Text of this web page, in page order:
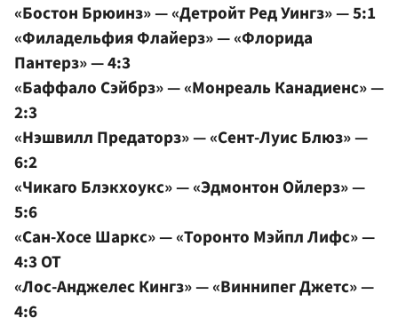
«Бостон Брюинз» — «Детройт Ред Уингз» — 5:1
«Филадельфия Флайерз» — «Флорида
Пантерз» — 4:3
«Баффало Сэйбрз» — «Монреаль Канадиенс» —
2:3
«Нэшвилл Предаторз» — «Сент-Луис Блюз» —
6:2
«Чикаго Блэкхоукс» — «Эдмонтон Ойлерз» —
5:6
«Сан-Хосе Шаркс» — «Торонто Мэйпл Лифс» —
4:3 ОТ
«Лос-Анджелес Кингз» — «Виннипег Джетс» —
4:6